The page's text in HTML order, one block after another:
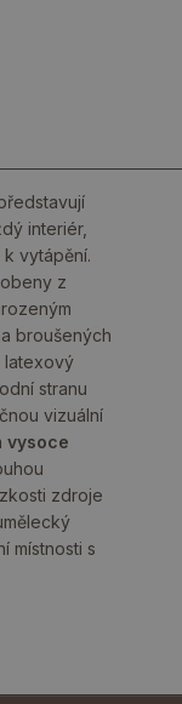
interiér,
vytápění.
z
broušených
latexový
stranu
vizuální
vysoce
zdroje
místnosti s